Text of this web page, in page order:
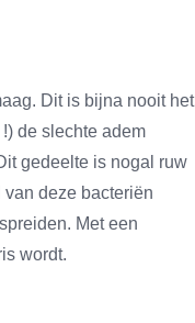
Dit is bijna nooit het
de slechte adem
gedeelte is nogal ruw
deze bacteriën
Met een
wordt.